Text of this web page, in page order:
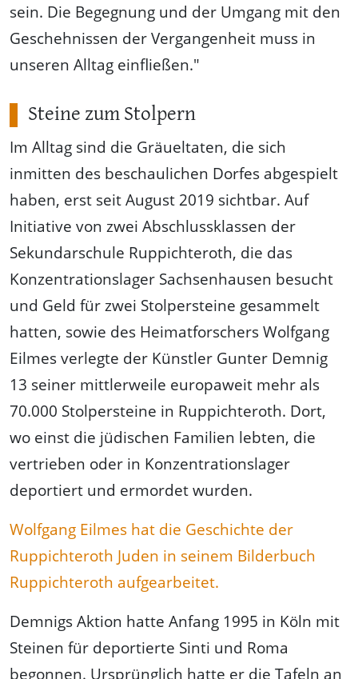
sein. Die Begegnung und der Umgang mit den
Geschehnissen der Vergangenheit muss in
unseren Alltag einfließen."
Steine zum Stolpern
Im Alltag sind die Gräueltaten, die sich
inmitten des beschaulichen Dorfes abgespielt
haben, erst seit August 2019 sichtbar. Auf
Initiative von zwei Abschlussklassen der
Sekundarschule Ruppichteroth, die das
Konzentrationslager Sachsenhausen besucht
und Geld für zwei Stolpersteine gesammelt
hatten, sowie des Heimatforschers Wolfgang
Eilmes verlegte der Künstler Gunter Demnig
13 seiner mittlerweile europaweit mehr als
70.000 Stolpersteine in Ruppichteroth. Dort,
wo einst die jüdischen Familien lebten, die
vertrieben oder in Konzentrationslager
deportiert und ermordet wurden.
Wolfgang Eilmes hat die Geschichte der
Ruppichteroth Juden in seinem Bilderbuch
Ruppichteroth aufgearbeitet.
Demnigs Aktion hatte Anfang 1995 in Köln mit
Steinen für deportierte Sinti und Roma
begonnen. Ursprünglich hatte er die Tafeln an